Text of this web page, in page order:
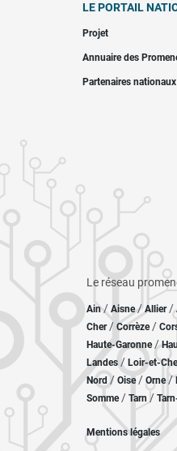
LE PORTAIL
Projet
Annuaire des
Partenaires nationaux
Le réseau
Ain/ Aisne/Allier/
Cher / Corrèze/
Haute-Garonne/
Landes / Loir-et-
Nord / Oise / Orne/
Somme/ Tarn /
Mentions légales